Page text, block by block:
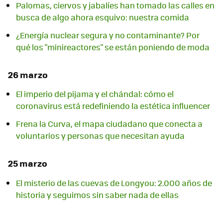
Palomas, ciervos y jabalíes han tomado las calles en
busca de algo ahora esquivo: nuestra comida
¿Energía nuclear segura y no contaminante? Por
qué los "minireactores" se están poniendo de moda
26 marzo
El imperio del pijama y el chándal: cómo el
coronavirus está redefiniendo la estética influencer
Frena la Curva, el mapa ciudadano que conecta a
voluntarios y personas que necesitan ayuda
25 marzo
El misterio de las cuevas de Longyou: 2.000 años de
historia y seguimos sin saber nada de ellas